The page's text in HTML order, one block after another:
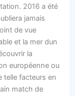
2016 a été
jamais
de vue
et la mer dun
la
européenne ou
telle facteurs en
match de